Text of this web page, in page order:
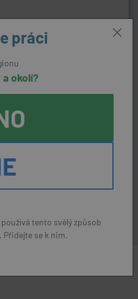
(přes úřad práce)
práci
okolí?
tento svělý způsob
Přidejte se k nim.